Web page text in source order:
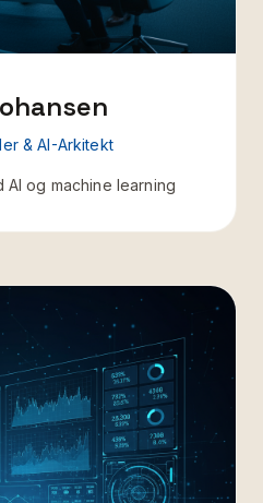
& AI-Arkitekt
AI og machine learning